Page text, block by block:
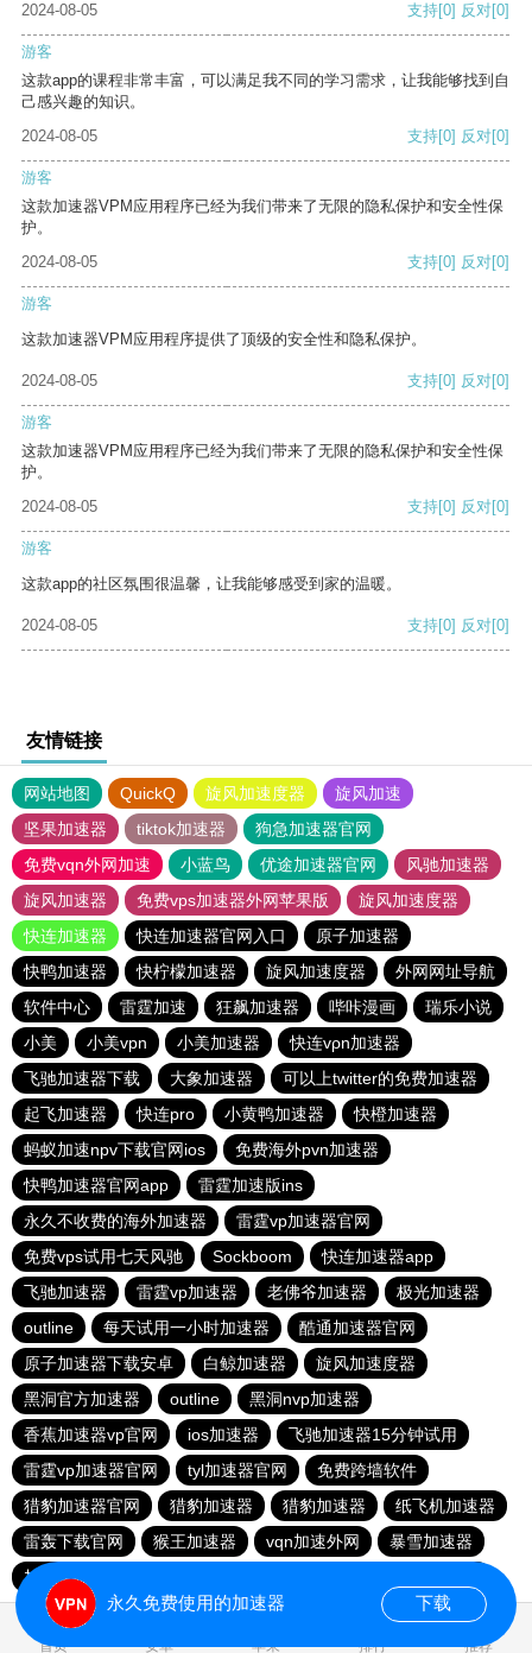
2024-08-05 支持[0] 反对[0]
游客
这款app的课程非常丰富，可以满足我不同的学习需求，让我能够找到自
己感兴趣的知识。
2024-08-05
支持[0] 反对[0]
游客
这款加速器VPM应用程序已经为我们带来了无限的隐私保护和安全性保
护。
2024-08-05
支持[0] 反对[0]
游客
这款加速器VPM应用程序提供了顶级的安全性和隐私保护。
2024-08-05 支持[0] 反对[0]
游客
这款加速器VPM应用程序已经为我们带来了无限的隐私保护和安全性保
护。
2024-08-05
支持[0] 反对[0]
游客
这款app的社区氛围很温馨，让我能够感受到家的温暖。
2024-08-05 支持[0] 反对[0]
友情链接
网站地图 QuickQ 旋风加速度器
旋风加速
坚果加速器
tiktok加速器
狗急加速器官网
免费vqn外网加速
小蓝鸟 优途加速器官网
风驰加速器
旋风加速器
免费vps加速器外网苹果版
旋风加速度器
快连加速器
快连加速器官网入口
原子加速器
快鸭加速器
快柠檬加速器 旋风加速度器
外网网址导航
软件中心
雷霆加速 狂飙加速器 哔咔漫画
瑞乐小说
小美
小美vpn 小美加速器
快连vρn加速器
飞驰加速器下载
大象加速器
可以上twitter的免费加速器
起飞加速器
快连pro 小黄鸭加速器
快橙加速器
蚂蚁加速npv下载官网ios
免费海外pvn加速器
快鸭加速器官网app
雷霆加速版ins
永久不收费的海外加速器
雷霆vp加速器官网
免费vps试用七天风驰
Sockboom
快连加速器app
飞驰加速器
雷霆vp加速器 老佛爷加速器
极光加速器
outline
每天试用一小时加速器
酷通加速器官网
原子加速器下载安卓
白鲸加速器
旋风加速度器
黑洞官方加速器
outline
黑洞nvp加速器
香蕉加速器vp官网
ios加速器
飞驰加速器15分钟试用
雷霆vp加速器官网
tyl加速器官网
免费跨墙软件
猎豹加速器官网
猎豹加速器 猎豹加速器
纸飞机加速器
雷轰下载官网
猴王加速器 vqn加速外网
暴雪加速器
加速器试用两小时
首页 安卓 苹果 排行 推荐
永久免费使用的加速器 下载
0.020142s